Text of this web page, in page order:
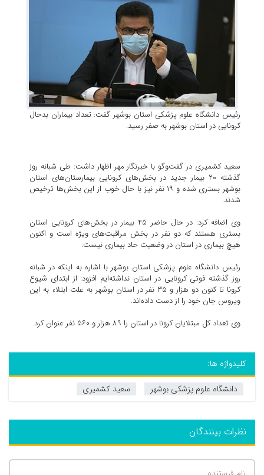
رئیس دانشگاه علوم پزشکی استان بوشهر گفت: تعداد بیماران بدحال
کرونایی در استان بوشهر به صفر رسید.
سعید کشمیری در گفت‌وگو با خبرنگار مهر اظهار داشت: طی شبانه روز
گذشته ۲۰ بیمار جدید در بخش‌های کرونایی بیمارستان‌های استان
بوشهر بستری شده و ۱۹ نفر نیز با حال خوب از این بخش‌ها ترخیص
شدند.
وی اضافه کرد: در حال حاضر ۴۵ بیمار در بخش‌های کرونایی استان
بستری هستند که دو نفر در بخش مراقبت‌های ویژه است و اکنون
هیچ بیماری در استان در وضعیت حاد بیماری نیست.
رئیس دانشگاه علوم پزشکی استان بوشهر با اشاره به اینکه در شبانه
روز گذشته فوتی کرونایی در استان نداشته‌ایم افزود: از ابتدای شیوع
کرونا تا کنون دو هزار و ۳۵ نفر در استان بوشهر به علت ابتلاء به این
ویروس جان خود را از دست داده‌اند.
وی تعداد کل مبتلایان کرونا در استان را ۸۹ هزار و ۵۶۰ نفر عنوان کرد.
کلیدواژه ها:
دانشگاه علوم پزشکی بوشهر
سعید کشمیری
نظرات بینندگان